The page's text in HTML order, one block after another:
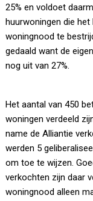
25% en voldoet
huurwoningen die
woningnood te
gedaald want de
nog uit van 27%.
Het aantal van 450
woningen verdeeld
name de Alliantie
werden 5
om toe te wijzen.
verkochten zijn daar
woningnood alleen